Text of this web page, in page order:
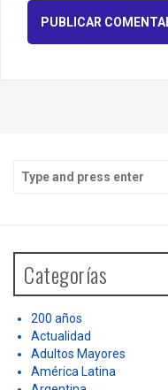
h
o
Categorías
200 años
Actualidad
Adultos Mayores
América Latina